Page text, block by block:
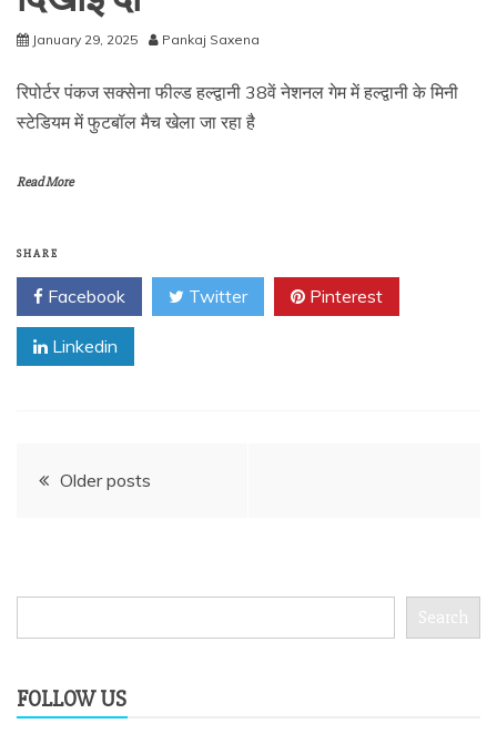
January 29, 2025 Pankaj Saxena
रिपोर्टर पंकज सक्सेना फील्ड हल्द्वानी 38वें नेशनल गेम में हल्द्वानी के मिनी
स्टेडियम में फुटबॉल मैच खेला जा रहा है
Read More
SHARE
Facebook Twitter Pinterest
Linkedin
Posts
Older posts
Search
FOLLOW US